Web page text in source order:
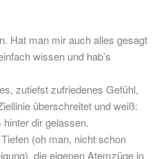
Hat man mir auch alles gesagt
wissen und hab’s
zutiefst zufriedenes Gefühl,
überschreitet und weiß:
dir gelassen.
(oh man, nicht schon
die eigenen Atemzüge in